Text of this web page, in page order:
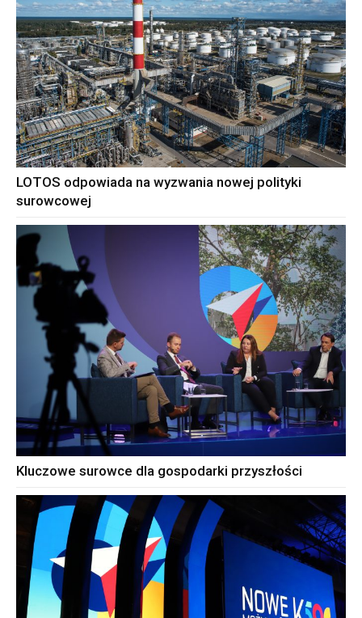
LOTOS odpowiada na wyzwania nowej polityki
surowcowej
Kluczowe surowce dla gospodarki przyszłości